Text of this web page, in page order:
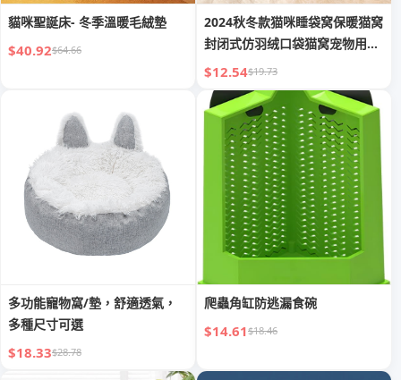
貓咪聖誕床- 冬季溫暖毛絨墊
$40.92$64.66
2024秋冬款猫咪睡袋窝保暖猫窝
封闭式仿羽绒口袋猫窝宠物用品
跨境
$12.54$19.73
多功能寵物窩/墊，舒適透氣，
多種尺寸可選
$18.33$28.78
爬蟲角缸防逃漏食碗
$14.61$18.46